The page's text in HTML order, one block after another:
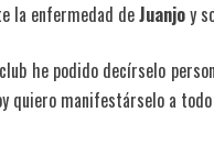
la enfermedad deJuanjoy
he podido decírselo
quiero manifestárselo a